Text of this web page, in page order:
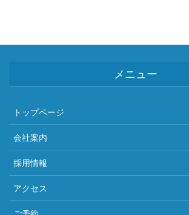
メニュー
トップページ
会社案内
採用情報
アクセス